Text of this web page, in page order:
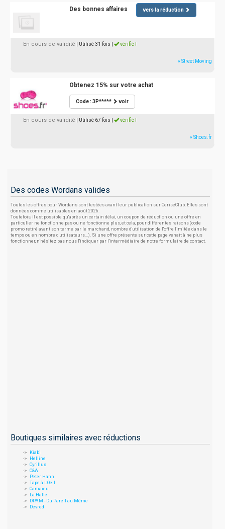
Des bonnes affaires vers la réduction
En cours de validité | Utilisé 31 fois vérifié !
» Street Moving
Obtenez 15% sur votre achat
Code : 3P***** voir
En cours de validité | Utilisé 67 fois vérifié !
» Shoes.fr
Des codes Wordans valides
Toutes les offres pour Wordans sont testées avant leur publication sur CeriseClub. Elles sont
données comme utilisables en août 2026.
Toutefois, il est possible qu'après un certain délai, un coupon de réduction ou une offre en
particulier ne fonctionne pas ou ne fonctionne plus, et cela, pour différentes raisons (code
promo retiré avant son terme par le marchand, nombre d'utilisation de l'offre limitée dans le
temps ou en nombre d'utilisateurs...). Si une offre présente sur cette page venait à ne plus
fonctionner, n'hésitez pas nous l'indiquer par l'intermédiaire de notre formulaire de contact.
Boutiques similaires avec réductions
Kiabi
Helline
Cyrillus
C&A
Peter Hahn
Tape à L'Oeil
Camaieu
La Halle
DPAM - Du Pareil au Même
Devred